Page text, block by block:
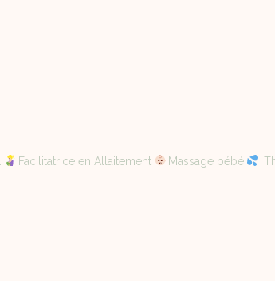
Facilitatrice en Allaitement Massage bébé